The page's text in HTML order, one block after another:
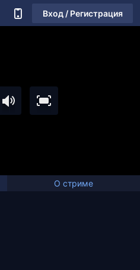
Вход / Регистрация
О стриме